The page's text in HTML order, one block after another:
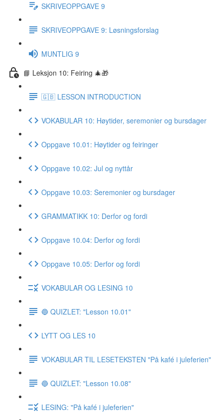
SKRIVEOPPGAVE 9
SKRIVEOPPGAVE 9: Løsningsforslag
MUNTLIG 9
📘 Leksjon 10: Feiring 🎄🎁
🇬🇧 LESSON INTRODUCTION
VOKABULAR 10: Høytider, seremonier og bursdager
Oppgave 10.01: Høytider og feiringer
Oppgave 10.02: Jul og nyttår
Oppgave 10.03: Seremonier og bursdager
GRAMMATIKK 10: Derfor og fordi
Oppgave 10.04: Derfor og fordi
Oppgave 10.05: Derfor og fordi
VOKABULAR OG LESING 10
🔵 QUIZLET: "Lesson 10.01"
LYTT OG LES 10
VOKABULAR TIL LESETEKSTEN "På kafé i juleferien"
🔵 QUIZLET: "Lesson 10.08"
LESING: "På kafé i juleferien"